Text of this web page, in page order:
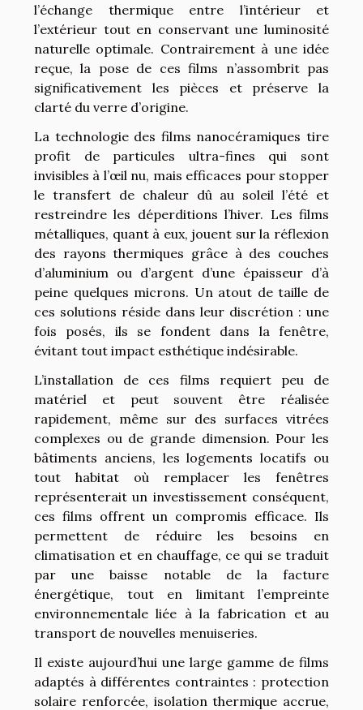
l’échange thermique entre l’intérieur et
l’extérieur tout en conservant une luminosité
naturelle optimale. Contrairement à une idée
reçue, la pose de ces films n’assombrit pas
significativement les pièces et préserve la
clarté du verre d’origine.
La technologie des films nanocéramiques tire
profit de particules ultra-fines qui sont
invisibles à l’œil nu, mais efficaces pour stopper
le transfert de chaleur dû au soleil l’été et
restreindre les déperditions l’hiver. Les films
métalliques, quant à eux, jouent sur la réflexion
des rayons thermiques grâce à des couches
d’aluminium ou d’argent d’une épaisseur d’à
peine quelques microns. Un atout de taille de
ces solutions réside dans leur discrétion : une
fois posés, ils se fondent dans la fenêtre,
évitant tout impact esthétique indésirable.
L’installation de ces films requiert peu de
matériel et peut souvent être réalisée
rapidement, même sur des surfaces vitrées
complexes ou de grande dimension. Pour les
bâtiments anciens, les logements locatifs ou
tout habitat où remplacer les fenêtres
représenterait un investissement conséquent,
ces films offrent un compromis efficace. Ils
permettent de réduire les besoins en
climatisation et en chauffage, ce qui se traduit
par une baisse notable de la facture
énergétique, tout en limitant l’empreinte
environnementale liée à la fabrication et au
transport de nouvelles menuiseries.
Il existe aujourd’hui une large gamme de films
adaptés à différentes contraintes : protection
solaire renforcée, isolation thermique accrue,